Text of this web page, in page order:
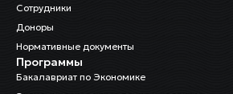
Сотрудники
Доноры
Нормативные документы
Программы
Бакалавриат по Экономике